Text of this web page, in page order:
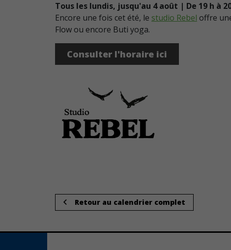
Tous les lundis, jusqu'au 4 août | De 19 h à
Encore une fois cet été, le studio Rebel offre
Flow ou encore Buti yoga.
Consulter l'horaire ici
Retour au calendrier complet